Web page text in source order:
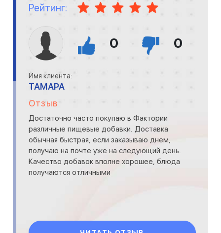
Рейтинг:
0 0
Имя клиента:
ТАМАРА
Отзыв
Достаточно часто покупаю в Фактории
различные пищевые добавки. Доставка
обычная быстрая, если заказываю днем,
получаю на почте уже на следующий день.
Качество добавок вполне хорошее, блюда
получаются отличными